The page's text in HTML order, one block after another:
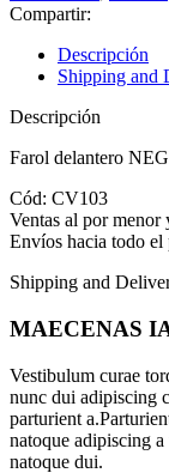
Compartir:
Descripción
Shipping and
Descripción
Farol delantero
Cód: CV103
Ventas al por menor
Envíos hacia todo el
Shipping and
MAECENAS
Vestibulum curae
nunc dui adipiscing
parturient
natoque adipiscing
natoque dui.